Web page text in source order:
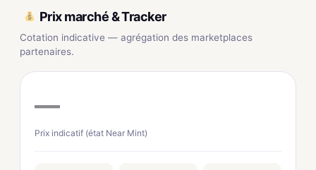
Prix marché & Tracker
Cotation indicative — agrégation des marketplaces
partenaires.
—
Prix indicatif (état Near Mint)